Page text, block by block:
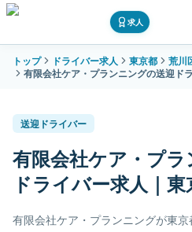
求人
トップ ドライバー求人 東京都
荒川
有限会社ケア・プランニングの送迎ド
送迎ドライバー
有限会社ケア・プ
ドライバー求人｜
有限会社ケア・プランニングが東